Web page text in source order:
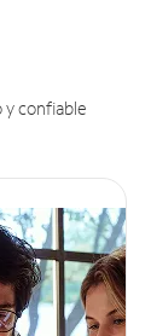
y confiable